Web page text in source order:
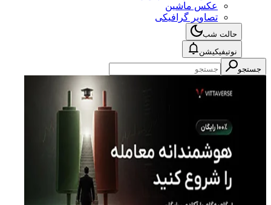
عکس ماشین
تصاویر گرافیکی
حالت شب
نوتیفیکیشن
جستجو